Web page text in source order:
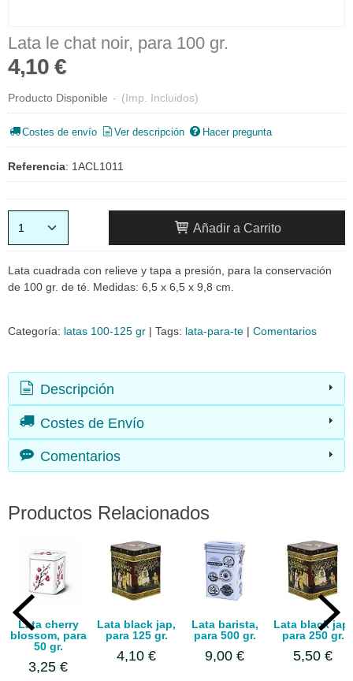
Lata le chat noir, para 100 gr.
4,10 €
Producto Disponible - (Imp. Incluidos)
Costes de envío Ver descripción Hacer pregunta
Referencia: 1ACL1011
Añadir a Carrito
Lata cuadrada con relieve y tapa a presión, para la conservación
de 100 gr. de té. Medidas: 6,5 x 6,5 x 9,8 cm.
Categoría: latas 100-125 gr | Tags: lata-para-te | Comentarios
Descripción
Costes de Envío
Comentarios
Productos Relacionados
Lata cherry
blossom, para
50 gr.
3,25 €
Lata black jap,
para 125 gr.
4,10 €
Lata barista,
para 500 gr.
9,00 €
Lata black jap,
para 250 gr.
5,50 €